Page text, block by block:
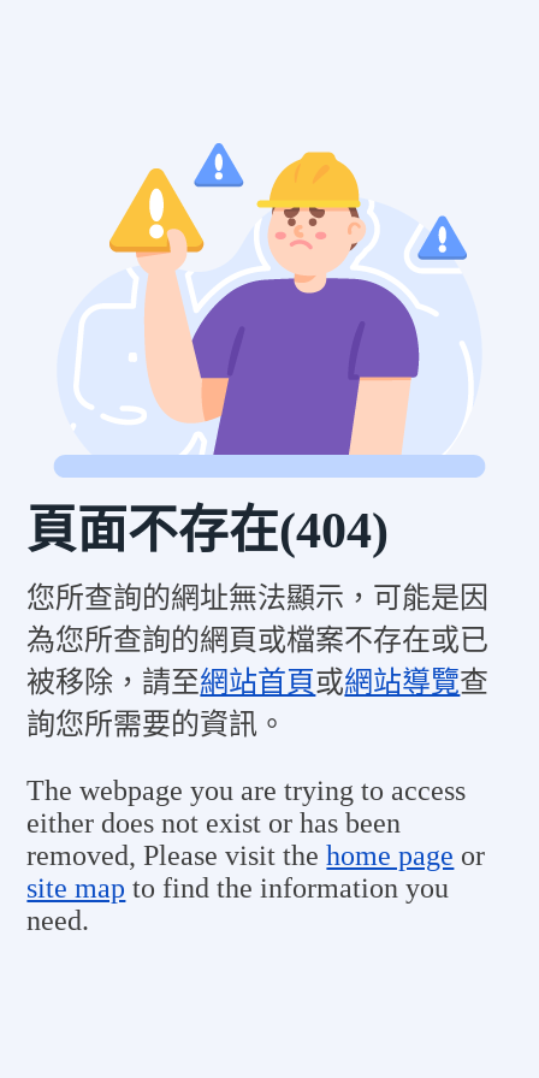
頁面不存在(404)
您所查詢的網址無法顯示，可能是因
為您所查詢的網頁或檔案不存在或已
被移除，請至網站首頁或網站導覽查
詢您所需要的資訊。
The webpage you are trying to access
either does not exist or has been
removed, Please visit thehome page or
site map to find the information you
need.